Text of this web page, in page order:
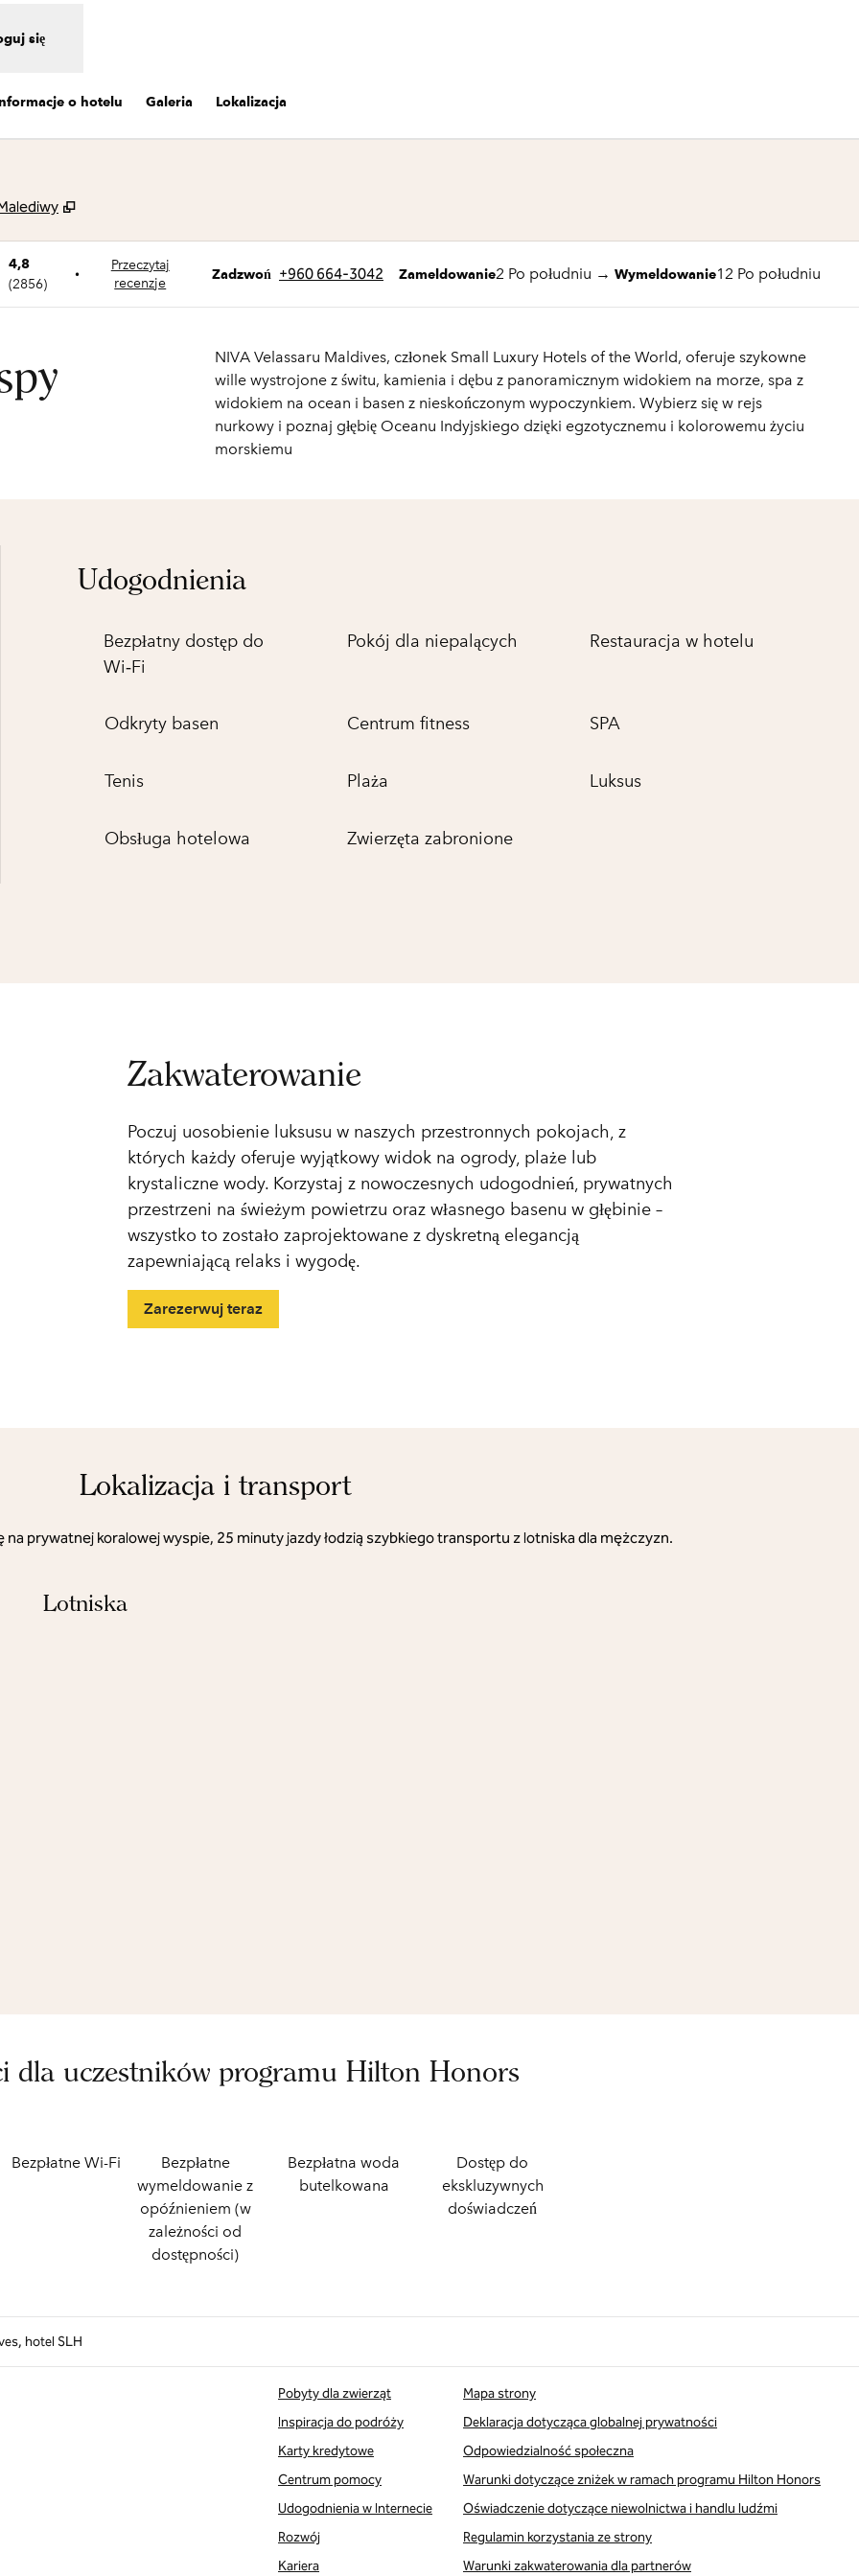
się
o hotelu Galeria Lokalizacja
,
4,8
(2856)
•
Przeczytaj
recenzje
Zadzwoń
Zadzwoń +960 664-3042 Zameldowanie2 Po południu → Wymeldowanie12 Po południu
NIVA Velassaru Maldives, członek Small Luxury Hotels of the World, oferuje szykowne
wille wystrojone z świtu, kamienia i dębu z panoramicznym widokiem na morze, spa z
widokiem na ocean i basen z nieskończonym wypoczynkiem. Wybierz się w rejs
nurkowy i poznaj głębię Oceanu Indyjskiego dzięki egzotycznemu i kolorowemu życiu
morskiemu
Udogodnienia
Bezpłatny dostęp do
Wi‑Fi
Pokój dla niepalących Restauracja w hotelu
Odkryty basen Centrum fitness SPA
Tenis Plaża Luksus
Obsługa hotelowa Zwierzęta zabronione
Zakwaterowanie
Poczuj uosobienie luksusu w naszych przestronnych pokojach, z
których każdy oferuje wyjątkowy widok na ogrody, plaże lub
krystaliczne wody. Korzystaj z nowoczesnych udogodnień, prywatnych
przestrzeni na świeżym powietrzu oraz własnego basenu w głębinie –
wszystko to zostało zaprojektowane z dyskretną elegancją
zapewniającą relaks i wygodę.
Zarezerwuj teraz
Lokalizacja i transport
na prywatnej koralowej wyspie, 25 minuty jazdy łodzią szybkiego transportu z lotniska dla mężczyzn.
Lotniska
dla uczestników programu Hilton Honors
Bezpłatne Wi-Fi
Bezpłatne
wymeldowanie z
opóźnieniem (w
zależności od
dostępności)
Bezpłatna woda
butelkowana
Dostęp do
ekskluzywnych
doświadczeń
hotel SLH
Pobyty dla zwierząt
Inspiracja do podróży
Karty kredytowe
Centrum pomocy
Udogodnienia w Internecie
Rozwój
Kariera
Mapa strony
Deklaracja dotycząca globalnej prywatności
Odpowiedzialność społeczna
Warunki dotyczące zniżek w ramach programu Hilton Honors
Oświadczenie dotyczące niewolnictwa i handlu ludźmi
Regulamin korzystania ze strony
Warunki zakwaterowania dla partnerów